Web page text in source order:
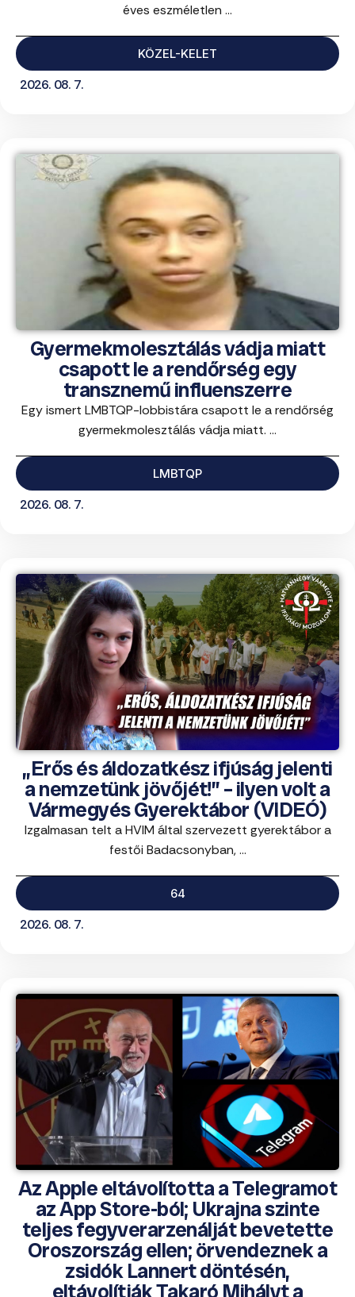
éves eszméletlen ...
KÖZEL-KELET
2026. 08. 7.
Gyermekmolesztálás vádja miatt
csapott le a rendőrség egy
transznemű influenszerre
Egy ismert LMBTQP-lobbistára csapott le a rendőrség
gyermekmolesztálás vádja miatt. ...
LMBTQP
2026. 08. 7.
„Erős és áldozatkész ifjúság jelenti
a nemzetünk jövőjét!” – ilyen volt a
Vármegyés Gyerektábor (VIDEÓ)
Izgalmasan telt a HVIM által szervezett gyerektábor a
festői Badacsonyban, ...
64
2026. 08. 7.
Az Apple eltávolította a Telegramot
az App Store-ból; Ukrajna szinte
teljes fegyverarzenálját bevetette
Oroszország ellen; örvendeznek a
zsidók Lannert döntésén,
eltávolítják Takaró Mihályt a